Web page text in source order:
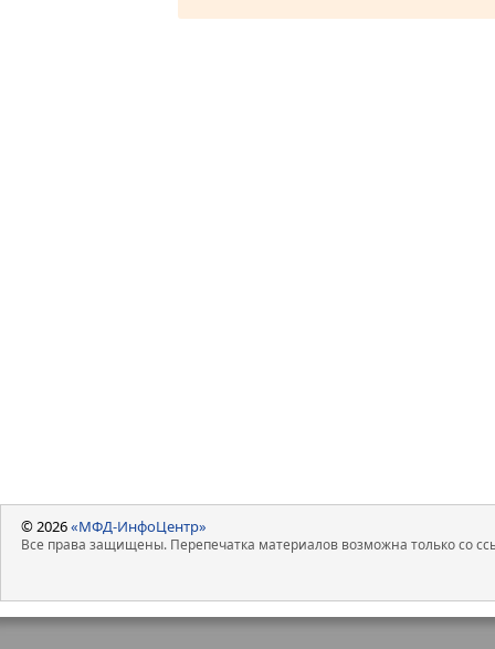
© 2026«МФД-ИнфоЦентр»
Все права защищены. Перепечатка материалов возможна только со